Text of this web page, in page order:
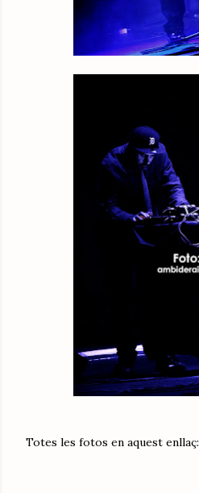
Totes les fotos en aquest enllaç: